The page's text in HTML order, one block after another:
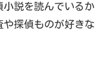
説を読んでいるか
探偵ものが好きな